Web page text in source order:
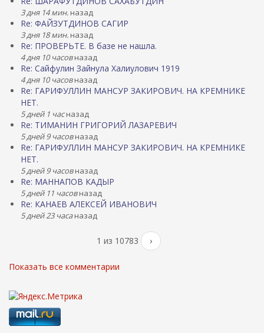
3 дня 14 мин. назад
Re: ФАЙЗУТДИНОВ САГИР
3 дня 18 мин. назад
Re: ПРОВЕРЬТЕ. В базе не нашла.
4 дня 10 часовназад
Re: Сайфулин Зайнула Халиулович 1919
4 дня 10 часовназад
Re: ГАРИФУЛЛИН МАНСУР ЗАКИРОВИЧ. НА КРЕМНИКЕ
НЕТ.
5 дней 1 часназад
Re: ТИМАНИН ГРИГОРИЙ ЛАЗАРЕВИЧ
5 дней 9 часовназад
Re: ГАРИФУЛЛИН МАНСУР ЗАКИРОВИЧ. НА КРЕМНИКЕ
НЕТ.
5 дней 9 часовназад
Re: МАННАПОВ КАДЫР
5 дней 11 часовназад
Re: КАНАЕВ АЛЕКСЕЙ ИВАНОВИЧ
5 дней 23 часаназад
1 из 10783 ›
Показать все комментарии